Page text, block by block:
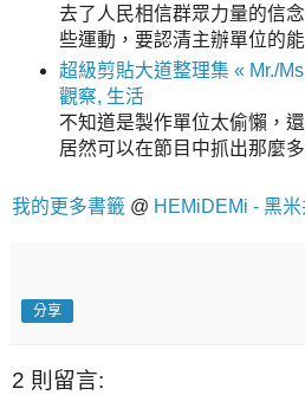
去了人民相信群眾力量的信
些運動，要認清主辦單位的
超級剪貼大道整理集 « Mr./
觀察, 生活
不知道是製作單位太偷懶，
居然可以在節目中抓出那麼
我的更多書籤 @ HEMiDEMi - 黑
分享
2 則留言: